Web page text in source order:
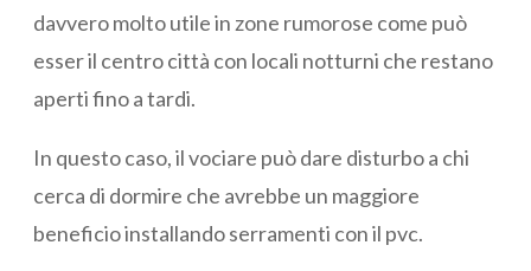
davvero molto utile in zone rumorose come può
esser il centro città con locali notturni che restano
aperti fino a tardi.
In questo caso, il vociare può dare disturbo a chi
cerca di dormire che avrebbe un maggiore
beneficio installando serramenti con il pvc.